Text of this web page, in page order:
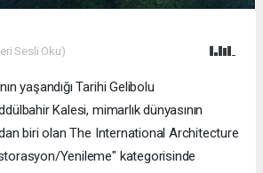
Sesli Oku)
yaşandığı Tarihi Gelibolu
Kalesi, mimarlık dünyasının
biri olan The International Architecture
Yenileme" kategorisinde